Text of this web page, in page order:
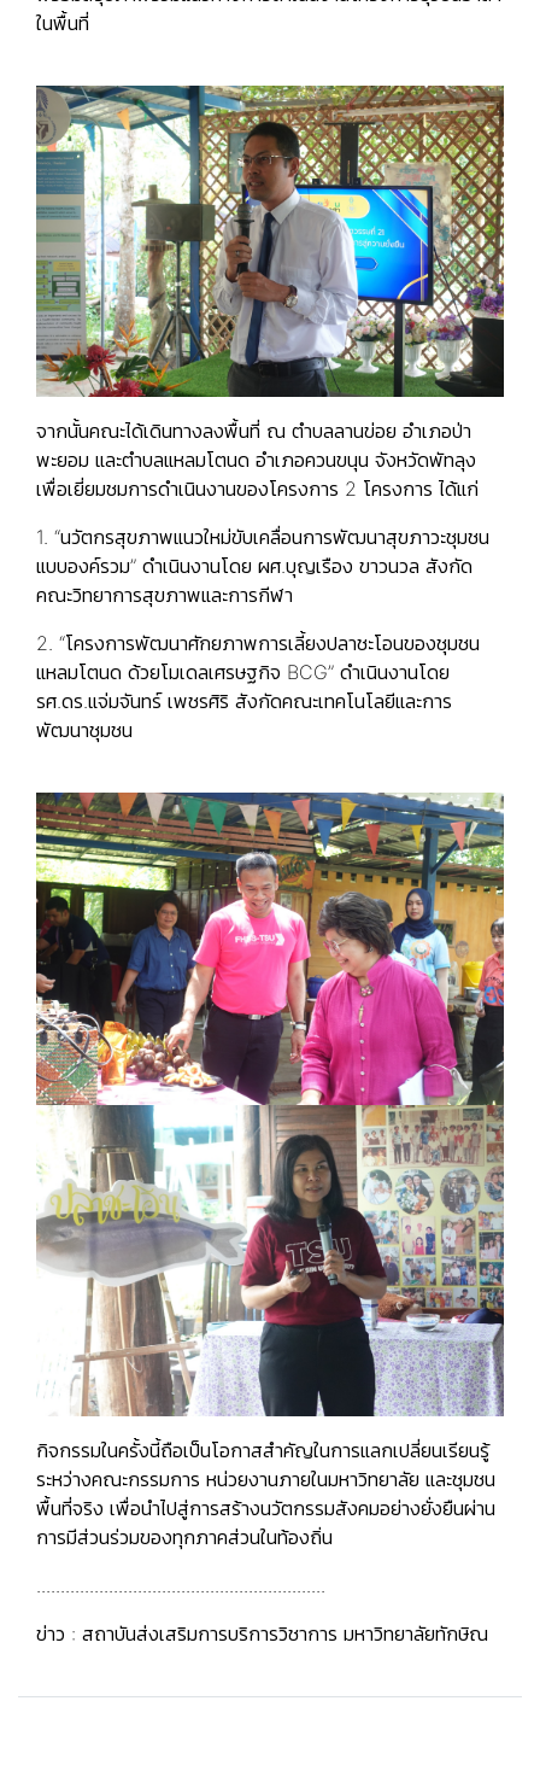
ในพื้นที่
จากนั้นคณะได้เดินทางลงพื้นที่ ณ ตำบลลานข่อย อำเภอป่า
พะยอม และตำบลแหลมโตนด อำเภอควนขนุน จังหวัดพัทลุง
เพื่อเยี่ยมชมการดำเนินงานของโครงการ 2 โครงการ ได้แก่
1. “นวัตกรสุขภาพแนวใหม่ขับเคลื่อนการพัฒนาสุขภาวะชุมชน
แบบองค์รวม” ดำเนินงานโดย ผศ.บุญเรือง ขาวนวล สังกัด
คณะวิทยาการสุขภาพและการกีฬา
2. “โครงการพัฒนาศักยภาพการเลี้ยงปลาชะโอนของชุมชน
แหลมโตนด ด้วยโมเดลเศรษฐกิจ BCG” ดำเนินงานโดย
รศ.ดร.แจ่มจันทร์ เพชรศิริ สังกัดคณะเทคโนโลยีและการ
พัฒนาชุมชน
กิจกรรมในครั้งนี้ถือเป็นโอกาสสำคัญในการแลกเปลี่ยนเรียนรู้
ระหว่างคณะกรรมการ หน่วยงานภายในมหาวิทยาลัย และชุมชน
พื้นที่จริง เพื่อนำไปสู่การสร้างนวัตกรรมสังคมอย่างยั่งยืนผ่าน
การมีส่วนร่วมของทุกภาคส่วนในท้องถิ่น
............................................................
ข่าว : สถาบันส่งเสริมการบริการวิชาการ มหาวิทยาลัยทักษิณ